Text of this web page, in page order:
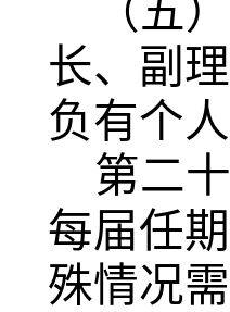
（五）
长、副
负有个
第二
每届任
殊情况